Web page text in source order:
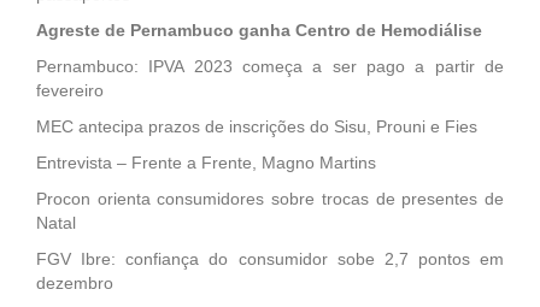
Agreste de Pernambuco ganha Centro de Hemodiálise
Pernambuco: IPVA 2023 começa a ser pago a partir de
fevereiro
MEC antecipa prazos de inscrições do Sisu, Prouni e Fies
Entrevista – Frente a Frente, Magno Martins
Procon orienta consumidores sobre trocas de presentes de
Natal
FGV Ibre: confiança do consumidor sobe 2,7 pontos em
dezembro